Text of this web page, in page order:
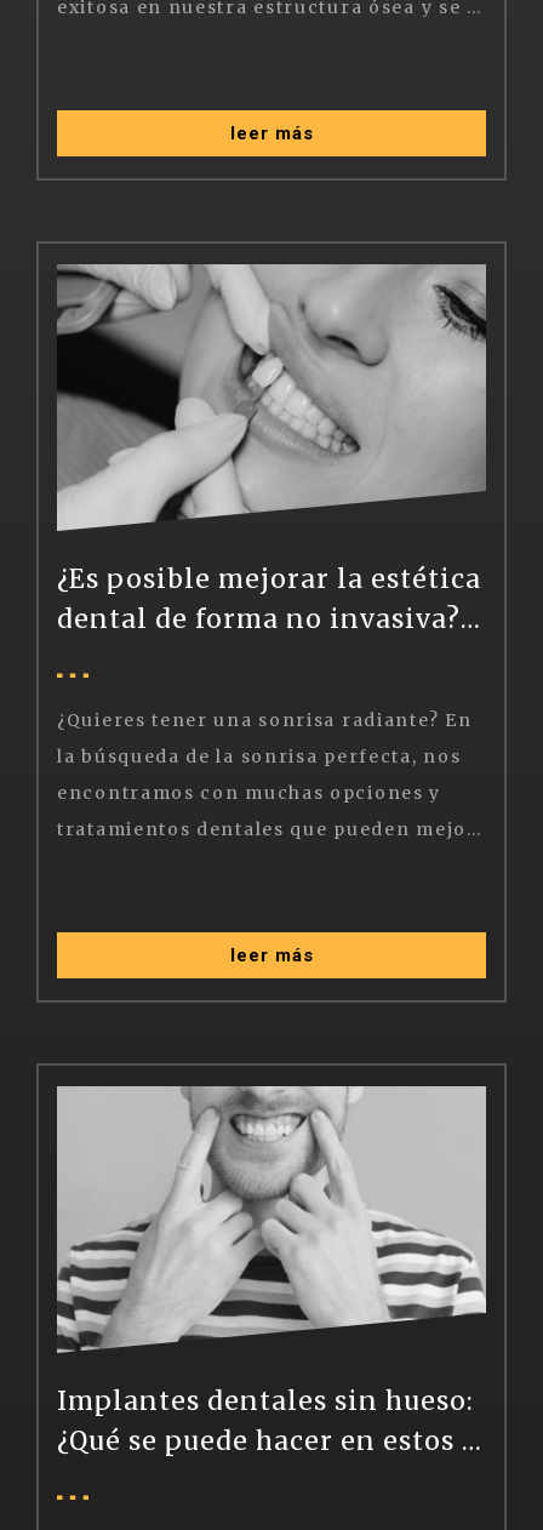
exitosa en nuestra estructura ósea y se convierta en una solución duradera para reemplazar un diente perdido. Sin embargo, en algunos casos, puede ocurrir un rechazo del implante dental, lo cual puede ser una situación frustrante y preocupante para el paciente.
leer más
¿Es posible mejorar la estética
dental de forma no invasiva? Hablamos de las carillas dentales
¿Quieres tener una sonrisa radiante? En
la búsqueda de la sonrisa perfecta, nos
encontramos con muchas opciones y
tratamientos dentales que pueden mejorar nuestra estética dental y que a veces nos resultan tentadores, pero algunos son muy invasivos e incluso perjudiciales para los propios dientes. Afortunadamente, la odontología moderna cada vez ofrece mejores soluciones no invasivas para aquellos que queremos una sonrisa de 10, pero sin intervenir demasiado nuestra boca. En este caso, las carillas dentales son una de las formas más rápidas y eficaces de conseguir un resultado muy bueno.
leer más
Implantes dentales sin hueso:
¿Qué se puede hacer en estos casos?